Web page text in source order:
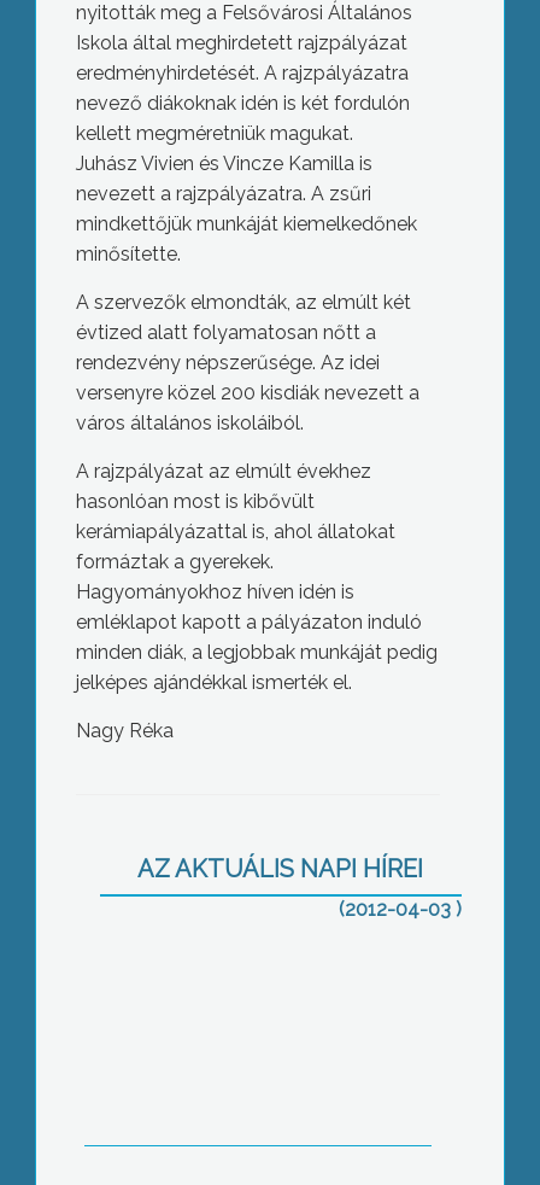
nyitották meg a Felsővárosi Általános
Iskola által meghirdetett rajzpályázat
eredményhirdetését. A rajzpályázatra
nevező diákoknak idén is két fordulón
kellett megméretniük magukat.
Juhász Vivien és Vincze Kamilla is
nevezett a rajzpályázatra. A zsűri
mindkettőjük munkáját kiemelkedőnek
minősítette.
A szervezők elmondták, az elmúlt két
évtized alatt folyamatosan nőtt a
rendezvény népszerűsége. Az idei
versenyre közel 200 kisdiák nevezett a
város általános iskoláiból.
A rajzpályázat az elmúlt évekhez
hasonlóan most is kibővült
kerámiapályázattal is, ahol állatokat
formáztak a gyerekek.
Hagyományokhoz híven idén is
emléklapot kapott a pályázaton induló
minden diák, a legjobbak munkáját pedig
jelképes ajándékkal ismerték el.
Nagy Réka
AZ AKTUÁLIS NAPI HÍREI
(2012-04-03 )